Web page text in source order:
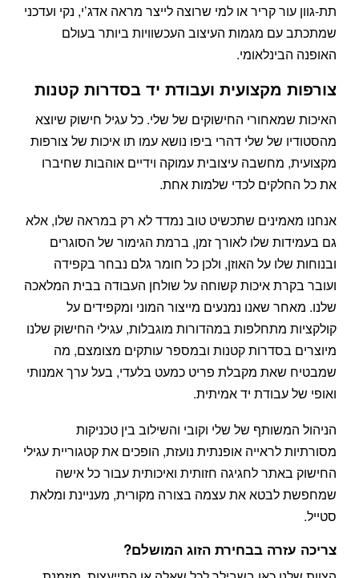
תת-גוון עור קריר או למי שרוצה לייצר מראה אדג’י, נקי ועדכני
שמתכתב עם מגמות העיצוב העכשוויות ביותר בעולם
האופנה הבינלאומי.
צורפות מקצועית ועבודת יד בסדרות קטנות
האיכות שמאחורי החישוקים של שלי. כל עגיל חישוק שיוצא
מהסטודיו של שלי דהרי ביפו נושא עמו תו איכות של צורפות
מקצועית, מחשבה עיצובית עמוקה וידיים אוהבות שחיברו
את כל החלקים לכדי שלמות אחת.
אנחנו מאמינים שתכשיט טוב נמדד לא רק במראה שלו, אלא
גם בעמידות שלו לאורך זמן, ברמת הגימור של הסוגרים
ובנוחות שלו על האוזן, ולכן כל חומר גלם נבחר בקפידה
ועובר בקרת איכות קשוחה על שולחן העבודה בבית המלאכה
שלנו. מאחר שאנו נמנעים מייצור המוני ומקפידים על
קולקציות מתחלפות במהדורות מוגבלות, עגילי החישוק שלנו
מיוצרים בסדרות קטנות ובמספר עותקים מצומצם, מה
שמבטיח שאת מקבלת פריט כמעט בלעדי, בעל ערך אמנותי
ואופי של עבודת יד אמיתית.
הניהול המשותף של שלי וקובי והשילוב בין טכניקות
מסורתיות לראייה אופנתית נועזת, הופכים את קטגוריית עגילי
החישוק באתר לחגיגה חזותית ואיכותית עבור כל אישה
שמחפשת לבטא את עצמה בצורה מקורית, מעניינת ומלאת
סטייל.
צריכה עזרה בבחירת הזוג המושלם?